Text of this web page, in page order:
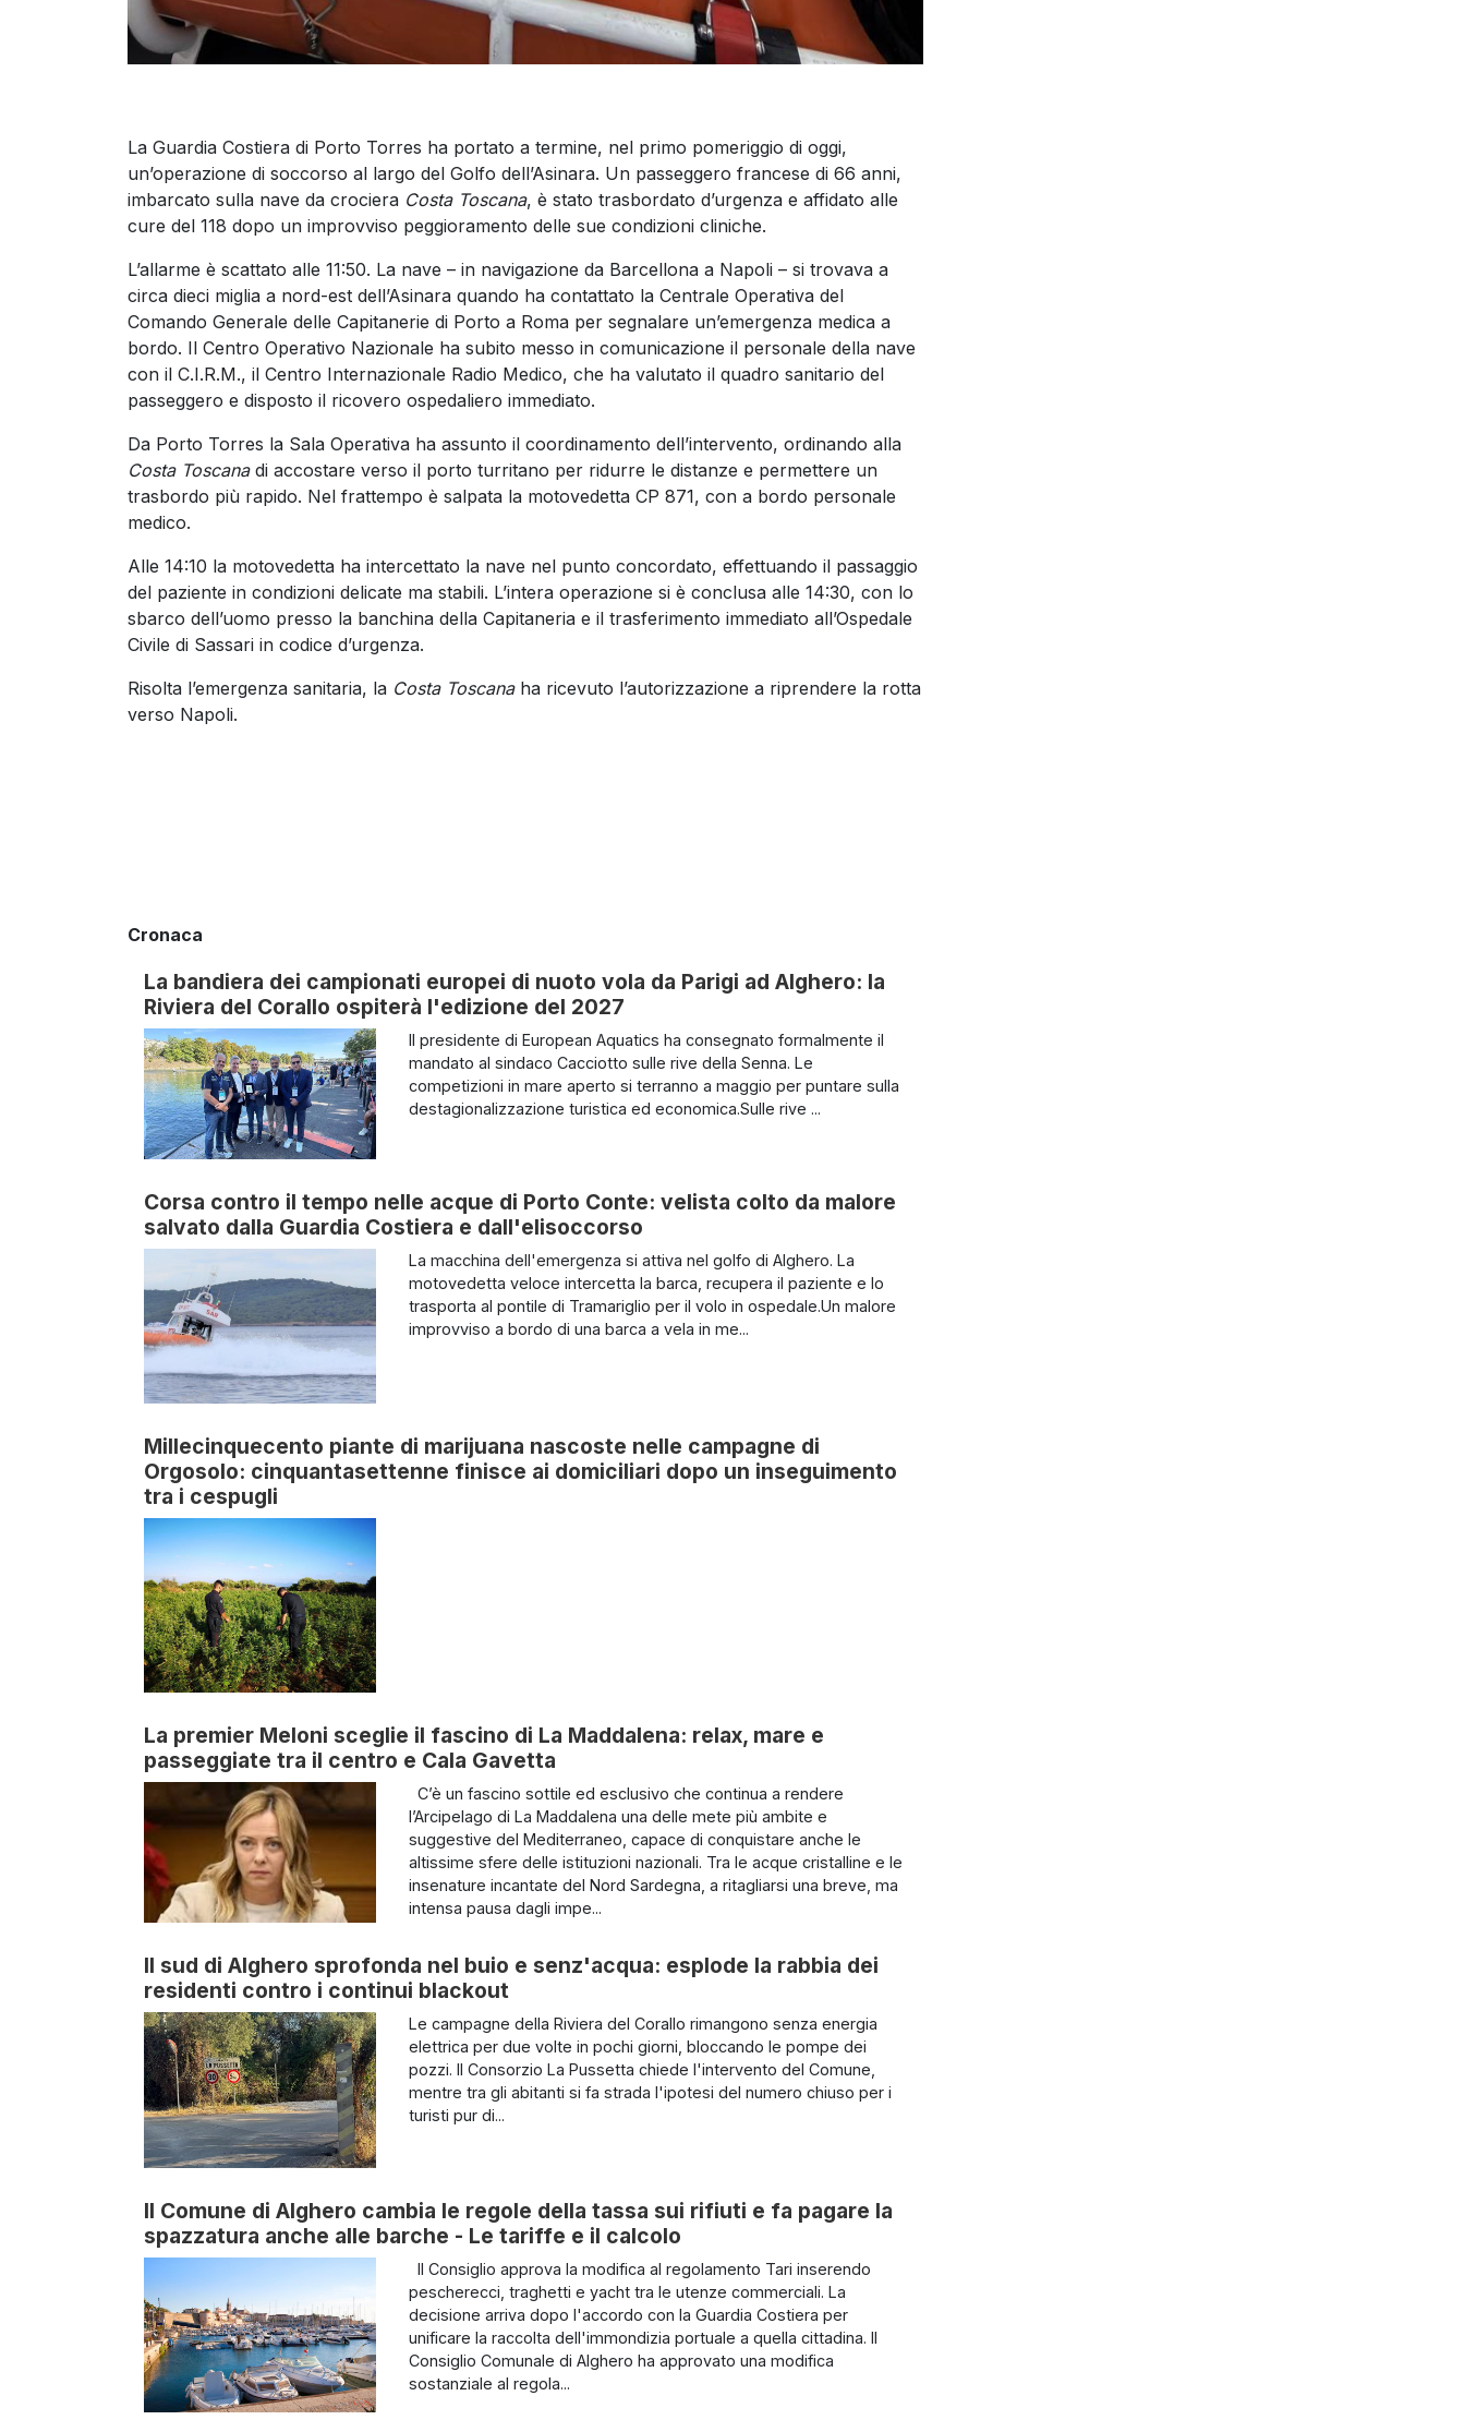
La Guardia Costiera di Porto Torres ha portato a termine, nel primo pomeriggio di oggi,
un’operazione di soccorso al largo del Golfo dell’Asinara. Un passeggero francese di 66 anni,
imbarcato sulla nave da crociera Costa Toscana, è stato trasbordato d’urgenza e affidato alle
cure del 118 dopo un improvviso peggioramento delle sue condizioni cliniche.
L’allarme è scattato alle 11:50. La nave – in navigazione da Barcellona a Napoli – si trovava a
circa dieci miglia a nord-est dell’Asinara quando ha contattato la Centrale Operativa del
Comando Generale delle Capitanerie di Porto a Roma per segnalare un’emergenza medica a
bordo. Il Centro Operativo Nazionale ha subito messo in comunicazione il personale della nave
con il C.I.R.M., il Centro Internazionale Radio Medico, che ha valutato il quadro sanitario del
passeggero e disposto il ricovero ospedaliero immediato.
Da Porto Torres la Sala Operativa ha assunto il coordinamento dell’intervento, ordinando alla
Costa Toscanadi accostare verso il porto turritano per ridurre le distanze e permettere un
trasbordo più rapido. Nel frattempo è salpata la motovedetta CP 871, con a bordo personale
medico.
Alle 14:10 la motovedetta ha intercettato la nave nel punto concordato, effettuando il passaggio
del paziente in condizioni delicate ma stabili. L’intera operazione si è conclusa alle 14:30, con lo
sbarco dell’uomo presso la banchina della Capitaneria e il trasferimento immediato all’Ospedale
Civile di Sassari in codice d’urgenza.
Risolta l’emergenza sanitaria, la Costa Toscanaha ricevuto l’autorizzazione a riprendere la rotta
verso Napoli.
Cronaca
La bandiera dei campionati europei di nuoto vola da Parigi ad Alghero: la
Riviera del Corallo ospiterà l'edizione del 2027
Il presidente di European Aquatics ha consegnato formalmente il
mandato al sindaco Cacciotto sulle rive della Senna. Le
competizioni in mare aperto si terranno a maggio per puntare sulla
destagionalizzazione turistica ed economica.Sulle rive ...
Corsa contro il tempo nelle acque di Porto Conte: velista colto da malore
salvato dalla Guardia Costiera e dall'elisoccorso
La macchina dell'emergenza si attiva nel golfo di Alghero. La
motovedetta veloce intercetta la barca, recupera il paziente e lo
trasporta al pontile di Tramariglio per il volo in ospedale.Un malore
improvviso a bordo di una barca a vela in me...
Millecinquecento piante di marijuana nascoste nelle campagne di
Orgosolo: cinquantasettenne finisce ai domiciliari dopo un inseguimento
tra i cespugli
La premier Meloni sceglie il fascino di La Maddalena: relax, mare e
passeggiate tra il centro e Cala Gavetta
C’è un fascino sottile ed esclusivo che continua a rendere
l’Arcipelago di La Maddalena una delle mete più ambite e
suggestive del Mediterraneo, capace di conquistare anche le
altissime sfere delle istituzioni nazionali. Tra le acque cristalline e le
insenature incantate del Nord Sardegna, a ritagliarsi una breve, ma
intensa pausa dagli impe...
Il sud di Alghero sprofonda nel buio e senz'acqua: esplode la rabbia dei
residenti contro i continui blackout
Le campagne della Riviera del Corallo rimangono senza energia
elettrica per due volte in pochi giorni, bloccando le pompe dei
pozzi. Il Consorzio La Pussetta chiede l'intervento del Comune,
mentre tra gli abitanti si fa strada l'ipotesi del numero chiuso per i
turisti pur di...
Il Comune di Alghero cambia le regole della tassa sui rifiuti e fa pagare la
spazzatura anche alle barche - Le tariffe e il calcolo
Il Consiglio approva la modifica al regolamento Tari inserendo
pescherecci, traghetti e yacht tra le utenze commerciali. La
decisione arriva dopo l'accordo con la Guardia Costiera per
unificare la raccolta dell'immondizia portuale a quella cittadina. Il
Consiglio Comunale di Alghero ha approvato una modifica
sostanziale al regola...